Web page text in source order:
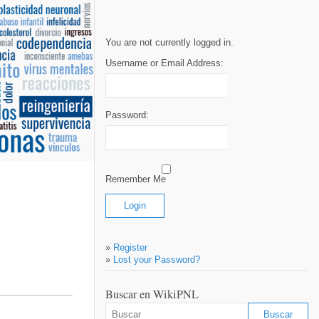
You are not currently logged in.
Username or Email Address:
Password:
Remember Me
» Register
» Lost your Password?
Buscar en WikiPNL